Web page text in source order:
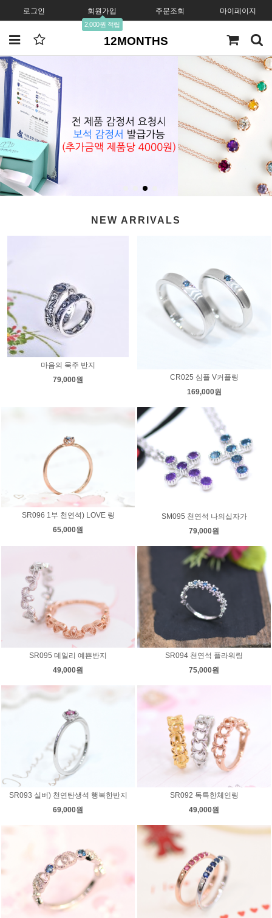
로그인 회원가입
2,000원 적립
주문조회 마이페이지
12MONTHS
NEW ARRIVALS
마음의 묵주 반지
79,000원
CR025 심플 V커플링
169,000원
SR096 1부 천연석) LOVE 링
65,000원
SM095 천연석 나의십자가
79,000원
SR095 데일리 예쁜반지
49,000원
SR094 천연석 플라워링
75,000원
SR093 실버) 천연탄생석 행복한반지
69,000원
SR092 독특한체인링
49,000원